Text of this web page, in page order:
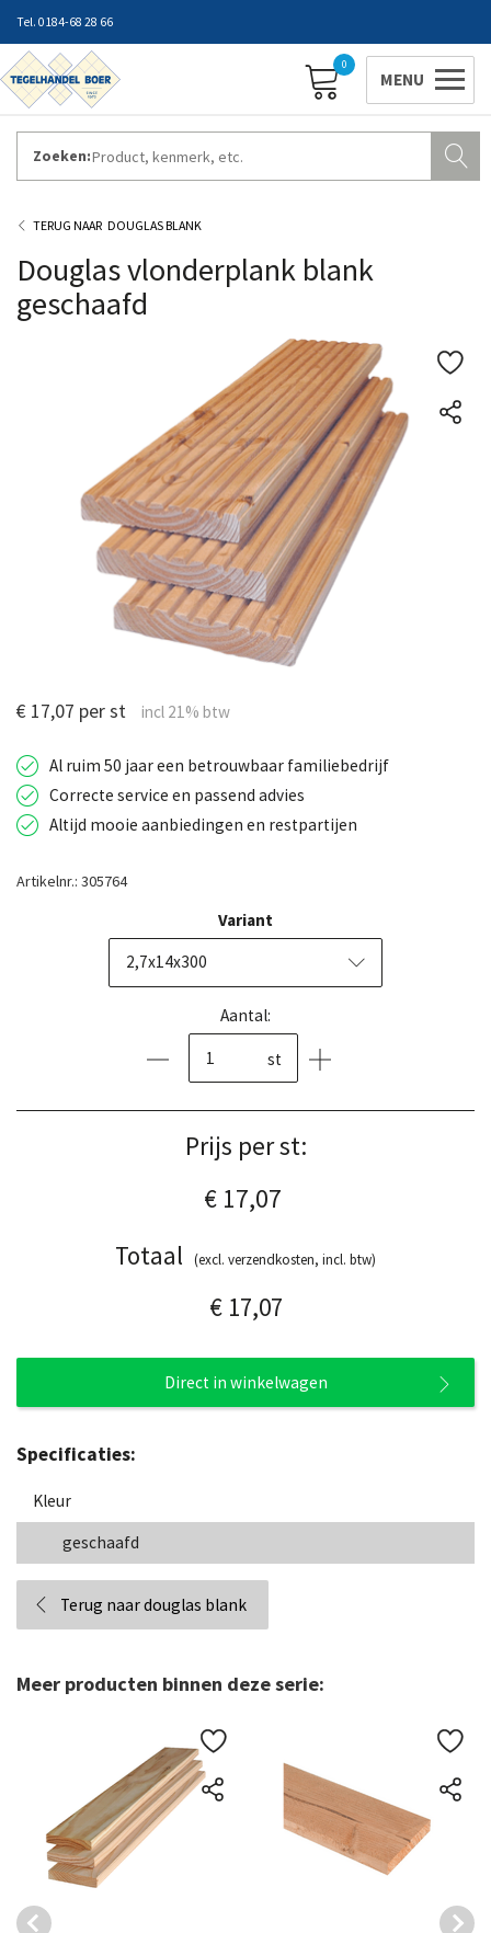
0184-68 28 66
0
Zoeken:
ZAKELIJK INLOGGEN
DOUGLAS BLANK
Douglas vlonderplank blank
geschaafd
€ 17,07 per st
Al ruim 50 jaar een betrouwbaar familiebedrijf
Correcte service en passend advies
Altijd mooie aanbiedingen en restpartijen
Artikelnr.: 305764
Variant
2,7x14x300
Aantal:
st
Prijs per st:
€ 17,07
Totaal
(excl. verzendkosten, incl. btw)
€ 17,07
Direct in winkelwagen
Specificaties:
Kleur
geschaafd
Terug naar douglas blank
Meer producten binnen deze serie: